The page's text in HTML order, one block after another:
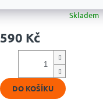
Průměrné
produktu
5
hvězdiček.
Skladem
590 Kč
DO KOŠÍKU